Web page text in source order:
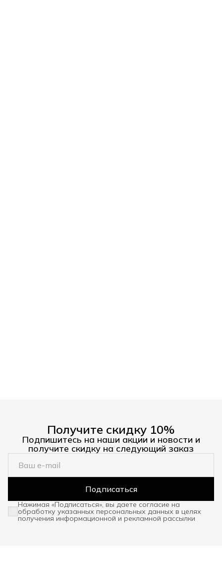
Получите скидку 10%
Подпишитесь на наши акции и новости и
получите скидку на следующий заказ
Подписаться
Нажимая «Подписаться», вы даете согласие на
обработку указанных персональных данных в целях
получения информационной и рекламной рассылки